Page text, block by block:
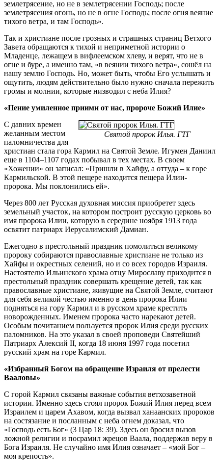
землетрясение, но не в землетрясении Господь; после
землетрясения огонь, но не в огне Господь; после огня веяние
тихого ветра, и там Господь».
Так и христиане после грозных и страшных страниц Ветхого
Завета обращаются к тихой и неприметной истории о
Младенце, лежащем в вифлеемском хлеву, и верят, что не в
огне и буре, а именно там, «в веянии тихого ветра», сошёл на
нашу землю Господь. Но, может быть, чтобы Его услышать и
ощутить, людям действительно было нужно сначала пережить
громы и молнии, которые низводил с неба Илия?
«Пение умиленное приими от нас, пророче Божий Илие»
Святой пророк Илья. ГТГ
С давних времен
желанным местом
паломничества для
христиан стала гора Кармил на Святой Земле. Игумен Даниил
еще в 1104–1107 годах побывал в тех местах. В своем
«Хожении» он записал: «Пришли в Хайфу, а оттуда – к горе
Кармильской. В этой пещере находится пещера Илии-
пророка. Мы поклонились ей».
Через 800 лет Русская духовная миссия приобретет здесь
земельный участок, на котором построит русскую церковь во
имя пророка Илии, которую в середине ноября 1913 года
освятит патриарх Иерусалимский Дамиан.
Ежегодно в престольный праздник помолиться великому
пророку собираются православные христиане не только из
Хайфы и окрестных селений, но и со всех городов Израиля.
Настоятелю Ильинского храма отцу Мирославу приходится в
престольный праздник совершать крещение детей, так как
православные христиане, живущие на Святой Земле, считают
для себя великой честью именно в день пророка Илии
подняться на гору Кармил и в русском храме крестить
новорожденных. Именем пророка часто нарекают детей.
Особым почитанием пользуется пророк Илия среди русских
паломников. На это указал в своей проповеди Святейший
Патриарх Алексий II, когда 18 июня 1997 года посетил
русский храм на горе Кармил.
«Избранный Богом на обращение Израиля от прелести
Вааловы»
С горой Кармил связаны важные события ветхозаветной
истории. Именно здесь стоял пророк Божий Илия перед всем
Израилем и царем Ахавом, когда вызвал ханаанских пророков
на состязание и посланным с неба огнем доказал, что
«Господь есть Бог» (3 Цар 18: 39). Здесь он бросил вызов
ложной религии и посрамил жрецов Ваала, поддержав веру в
Бога Израиля. Не случайно имя Илия означает – «мой Бог –
моя крепость».